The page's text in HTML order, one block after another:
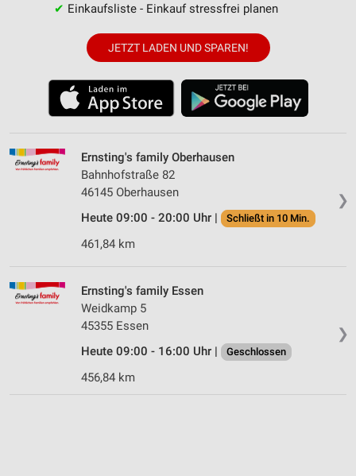
✔ Einkaufsliste - Einkauf stressfrei planen
JETZT LADEN UND SPAREN!
❯
Ernsting's family Oberhausen
Bahnhofstraße 82
46145 Oberhausen
Heute 09:00 - 20:00 Uhr |
Schließt in 10 Min.
461,84 km
❯
Ernsting's family Essen
Weidkamp 5
45355 Essen
Heute 09:00 - 16:00 Uhr |
Geschlossen
456,84 km